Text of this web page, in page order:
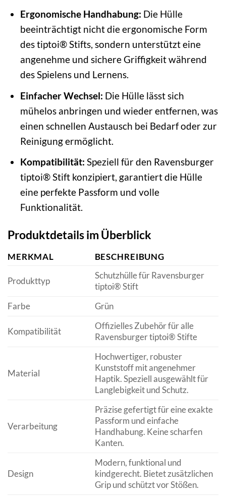
Ergonomische Handhabung: Die Hülle
beeinträchtigt nicht die ergonomische Form
des tiptoi® Stifts, sondern unterstützt eine
angenehme und sichere Griffigkeit während
des Spielens und Lernens.
Einfacher Wechsel: Die Hülle lässt sich
mühelos anbringen und wieder entfernen, was
einen schnellen Austausch bei Bedarf oder zur
Reinigung ermöglicht.
Kompatibilität: Speziell für den Ravensburger
tiptoi® Stift konzipiert, garantiert die Hülle
eine perfekte Passform und volle
Funktionalität.
Produktdetails im Überblick
MERKMAL BESCHREIBUNG
Produkttyp
Schutzhülle für Ravensburger
tiptoi® Stift
Farbe
Grün
Kompatibilität
Offizielles Zubehör für alle
Ravensburger tiptoi® Stifte
Material
Hochwertiger, robuster
Kunststoff mit angenehmer
Haptik. Speziell ausgewählt für
Langlebigkeit und Schutz.
Verarbeitung
Präzise gefertigt für eine exakte
Passform und einfache
Handhabung. Keine scharfen
Kanten.
Design
Modern, funktional und
kindgerecht. Bietet zusätzlichen
Grip und schützt vor Stößen.